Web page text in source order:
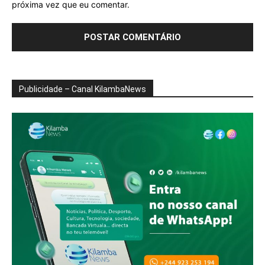
próxima vez que eu comentar.
Publicidade – Canal KilambaNews